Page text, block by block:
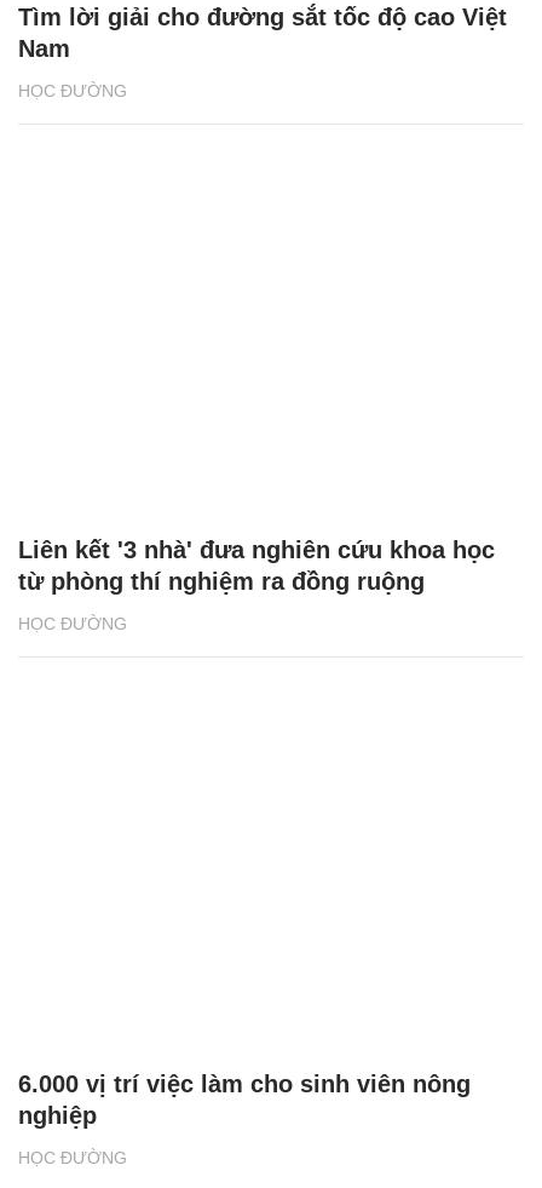
HỌC ĐƯỜNG
Tìm lời giải cho đường sắt tốc độ cao Việt
Nam
HỌC ĐƯỜNG
Liên kết '3 nhà' đưa nghiên cứu khoa học
từ phòng thí nghiệm ra đồng ruộng
HỌC ĐƯỜNG
6.000 vị trí việc làm cho sinh viên nông
nghiệp